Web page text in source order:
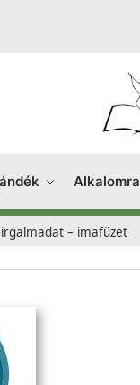
Alkalomra
– imafüzet